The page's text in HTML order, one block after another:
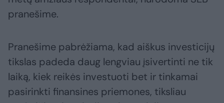
pranešime.
Pranešime pabrėžiama, kad aiškus investicijų
tikslas padeda daug lengviau įsivertinti ne tik
laiką, kiek reikės investuoti bet ir tinkamai
pasirinkti finansines priemones, tiksliau